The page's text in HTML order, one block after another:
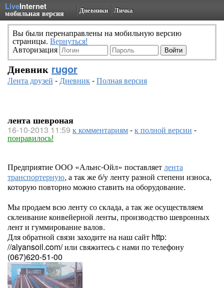
LiveInternet
мобильная версия Дневники Личка
Вы были перенаправлены на мобильную версию
страницы. Вернуться!
Авторизация
Дневник rugor
Лента друзей -Дневник-Полная версия
лента шевроная
16-10-2013 11:59 к комментариям-к полной версии -
понравилось!
Предприятие ООО «Альнс-Ойл» поставляетлента
транспортерную, а так же б/у ленту разной степени износа,
которую повторно можно ставить на оборудование.
Мы продаем всю ленту со склада, а так же осуществляем
склеивание конвейерной ленты, производство шевронных
лент и гуммирование валов.
Для обратной связи заходите на наш сайт http:
//alyansoil.com/ или свяжитесь с нами по телефону
(067)620-51-00